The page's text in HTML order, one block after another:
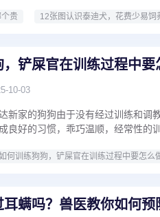
贵 12张图认识泰迪犬，花费少易饲
，铲屎官在训练过程中要
10-03
新家的狗狗由于没有经过训练和调
良好的习惯，乖巧温顺，经常性的训
何训练狗狗，铲屎官在训练过程中要怎么
螨吗？兽医教你如何预